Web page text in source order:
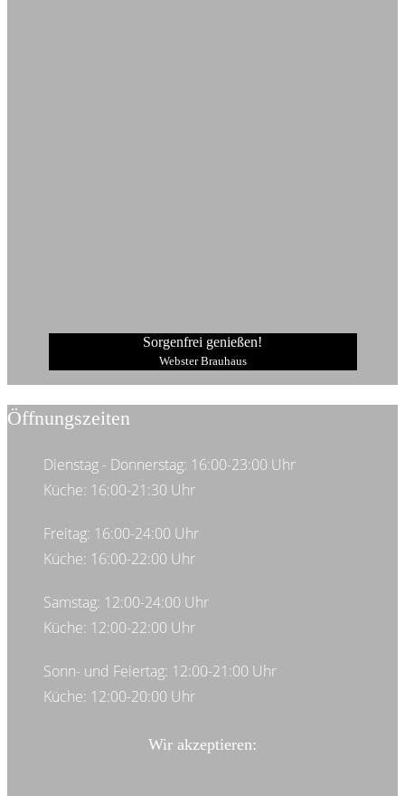
Sorgenfrei genießen!
Webster Brauhaus
Öffnungszeiten
Dienstag - Donnerstag: 16:00-23:00 Uhr
Küche: 16:00-21:30 Uhr
Freitag: 16:00-24:00 Uhr
Küche: 16:00-22:00 Uhr
Samstag: 12:00-24:00 Uhr
Küche: 12:00-22:00 Uhr
Sonn- und Feiertag: 12:00-21:00 Uhr
Küche: 12:00-20:00 Uhr
Wir akzeptieren: